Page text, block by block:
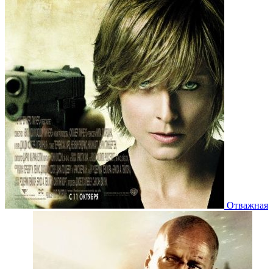
Отважная